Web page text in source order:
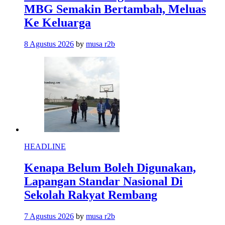
MBG Semakin Bertambah, Meluas
Ke Keluarga
8 Agustus 2026 by musa r2b
HEADLINE
Kenapa Belum Boleh Digunakan,
Lapangan Standar Nasional Di
Sekolah Rakyat Rembang
7 Agustus 2026 by musa r2b